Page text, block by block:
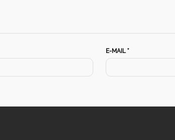
E-MAIL*